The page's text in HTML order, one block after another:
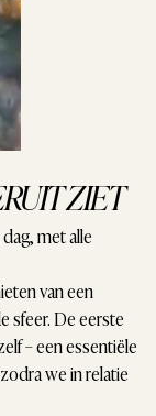
ZIET
met alle
van een
sfeer. De eerste
– een essentiële
we in relatie